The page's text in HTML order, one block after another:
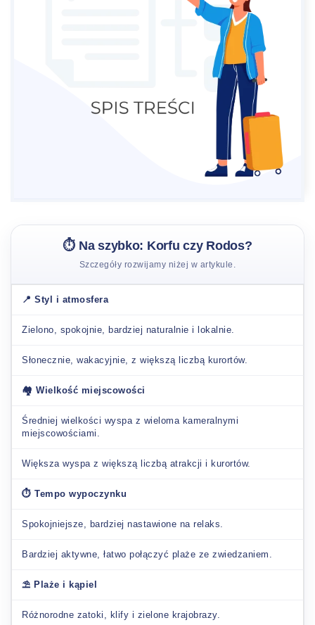
⏱️ Na szybko: Korfu czy Rodos?
Szczegóły rozwijamy niżej w artykule.
📍 Styl i atmosfera
Zielono, spokojnie, bardziej naturalnie i lokalnie.
Słonecznie, wakacyjnie, z większą liczbą kurortów.
🏘️ Wielkość miejscowości
Średniej wielkości wyspa z wieloma kameralnymi
miejscowościami.
Większa wyspa z większą liczbą atrakcji i kurortów.
⏱️ Tempo wypoczynku
Spokojniejsze, bardziej nastawione na relaks.
Bardziej aktywne, łatwo połączyć plaże ze zwiedzaniem.
⛱️ Plaże i kąpiel
Różnorodne zatoki, klify i zielone krajobrazy.